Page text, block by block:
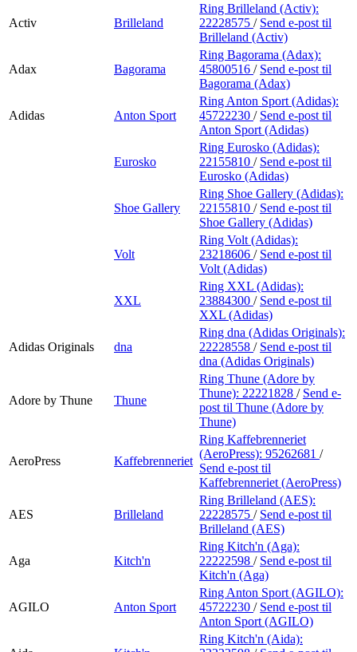
Activ Brilleland
Ring Brilleland (Activ):
22228575 / Send e-post til
Brilleland (Activ)
Adax Bagorama
Ring Bagorama (Adax):
45800516 / Send e-post til
Bagorama (Adax)
Adidas Anton Sport
Ring Anton Sport (Adidas):
45722230 / Send e-post til
Anton Sport (Adidas)
Eurosko
Ring Eurosko (Adidas):
22155810 / Send e-post til
Eurosko (Adidas)
Shoe Gallery
Ring Shoe Gallery (Adidas):
22155810 / Send e-post til
Shoe Gallery (Adidas)
Volt
Ring Volt (Adidas):
23218606 / Send e-post til
Volt (Adidas)
XXL
Ring XXL (Adidas):
23884300 / Send e-post til
XXL (Adidas)
Adidas Originals dna
Ring dna (Adidas Originals):
22228558 / Send e-post til
dna (Adidas Originals)
Adore by Thune Thune
Ring Thune (Adore by
Thune): 22221828 / Send e-
post til Thune (Adore by
Thune)
AeroPress Kaffebrenneriet
Ring Kaffebrenneriet
(AeroPress): 95262681 /
Send e-post til
Kaffebrenneriet (AeroPress)
AES Brilleland
Ring Brilleland (AES):
22228575 / Send e-post til
Brilleland (AES)
Aga Kitch'n
Ring Kitch'n (Aga):
22222598 / Send e-post til
Kitch'n (Aga)
AGILO Anton Sport
Ring Anton Sport (AGILO):
45722230 / Send e-post til
Anton Sport (AGILO)
Ring Kitch'n (Aida):